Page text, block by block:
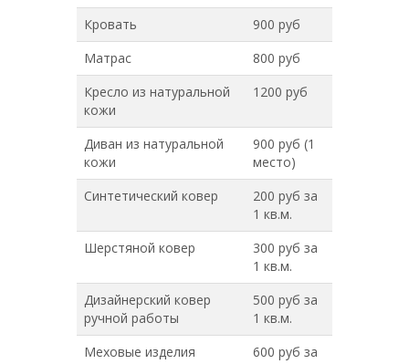
Кровать
900 руб
Матрас
800 руб
Кресло из натуральной
кожи
1200 руб
Диван из натуральной
кожи
900 руб (1
место)
Синтетический ковер
200 руб за
1 кв.м.
Шерстяной ковер
300 руб за
1 кв.м.
Дизайнерский ковер
ручной работы
500 руб за
1 кв.м.
Меховые изделия
600 руб за